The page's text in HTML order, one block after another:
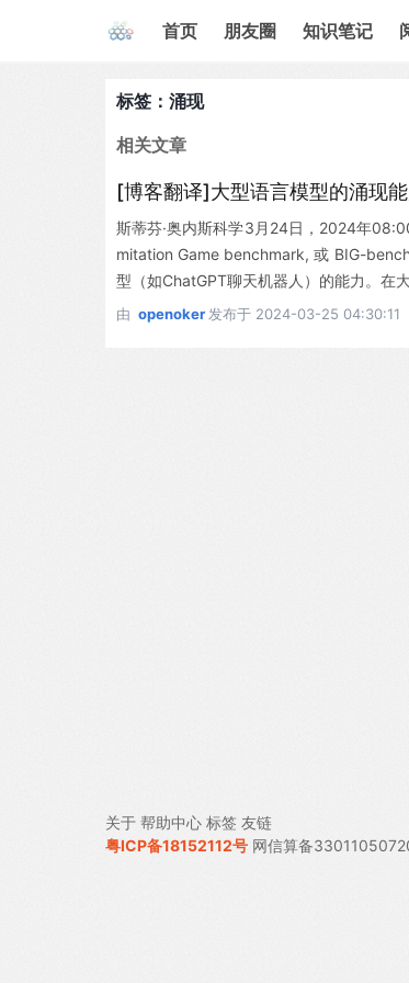
首页 朋友圈 知识笔记
标签：涌现
相关文章
[博客翻译]大型语言模型的涌现
斯蒂芬·奥内斯科学3月24日，2024年
mitation Game benchmark, 或 BIG-
型（如ChatGPT聊天机器人）的能力。
由 openoker 发布于 2024-03-25 04:30:11
关于 帮助中心 标签 友链
粤ICP备18152112号 网信算备